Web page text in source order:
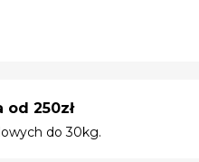
250zł
do 30kg.